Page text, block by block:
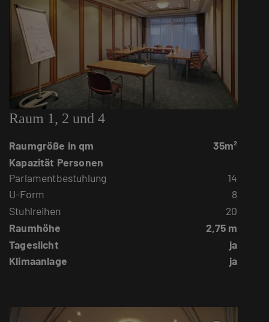
Raum 1, 2 und 4
Raumgröße in qm
35m²
Kapazität Personen
Parlamentbestuhlung
14
U-Form
8
Stuhlreihen
20
Raumhöhe
2,75 m
Tageslicht
ja
Klimaanlage
ja